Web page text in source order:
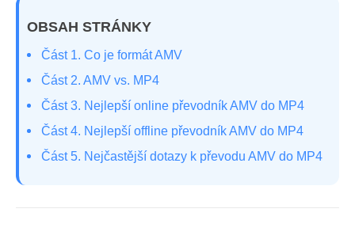
OBSAH STRÁNKY
Část 1. Co je formát AMV
Část 2. AMV vs. MP4
Část 3. Nejlepší online převodník AMV do MP4
Část 4. Nejlepší offline převodník AMV do MP4
Část 5. Nejčastější dotazy k převodu AMV do MP4